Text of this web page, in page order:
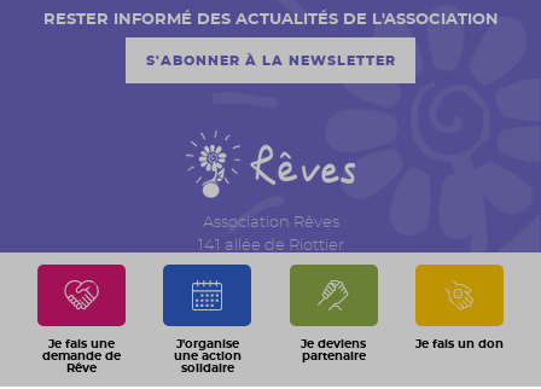
Je fais une
demande de
Rêve
J'organise
une action
solidaire
Je deviens
partenaire
Je fais un don
Association Rêves
141 allée de Riottier
CS 7007 – Limas
69651 Villefranche sur Saône Cedex
04 74 06 30 00
RESTER INFORMÉ DES ACTUALITÉS DE L'ASSOCIATION
S'ABONNER À LA NEWSLETTER